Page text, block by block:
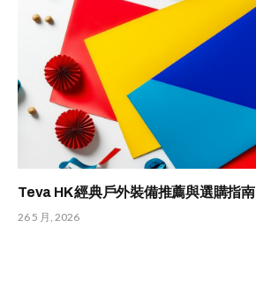
Teva HK 經典戶外裝備推薦與選購指南
26 5 月, 2026